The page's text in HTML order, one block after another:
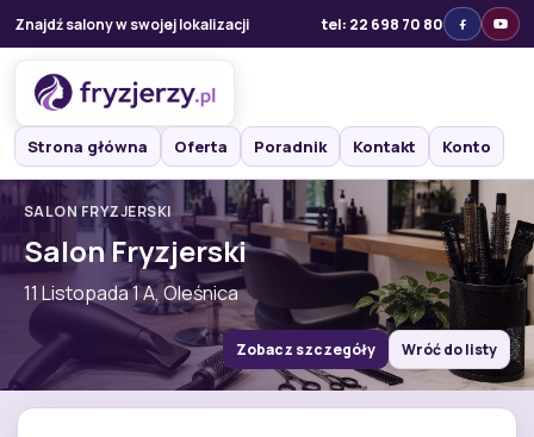
Znajdź salony w swojej lokalizacji tel: 22 698 70 80
Strona główna Oferta Poradnik Kontakt Konto
SALON FRYZJERSKI
Salon Fryzjerski
11 Listopada 1 A, Oleśnica
Zobacz szczegóły Wróć do listy